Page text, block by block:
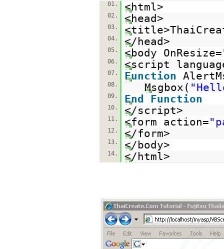
01. <html>
02. <head>
03.
04. </head>
05. <body OnResize=
06. <script
07. Function
08. Msgbox(
09. End Function
10. </script>
11. <form action=
12. </form>
13. </body>
14. </html>